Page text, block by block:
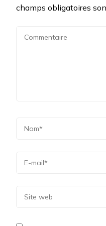
champs obligatoires